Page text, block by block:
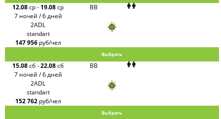
12.08ср- 19.08ср
7 ночей / 6 дней
BB
2ADL
standart
147 956 руб/чел
Выбрать
15.08сб-22.08сб
7 ночей / 6 дней
BB
2ADL
standart
152 762 руб/чел
Выбрать